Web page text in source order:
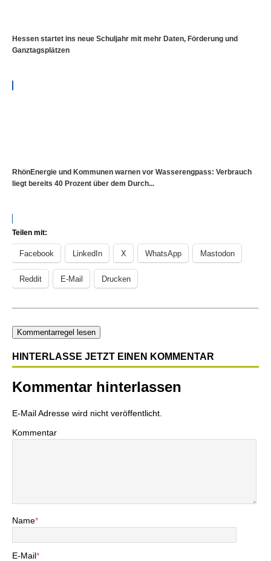
Hessen startet ins neue Schuljahr mit mehr Daten, Förderung und
Ganztagsplätzen
RhönEnergie und Kommunen warnen vor Wasserengpass: Verbrauch
liegt bereits 40 Prozent über dem Durch...
Teilen mit:
Facebook LinkedIn X WhatsApp Mastodon
Reddit E-Mail Drucken
Kommentarregel lesen
HINTERLASSE JETZT EINEN KOMMENTAR
Kommentar hinterlassen
E-Mail Adresse wird nicht veröffentlicht.
Kommentar
Name*
E-Mail*